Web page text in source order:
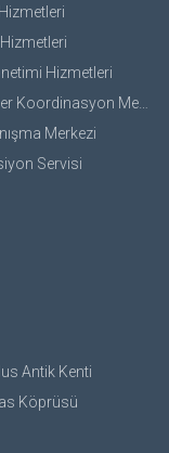
Hizmetleri
Koordinasyon Merkezi
Merkezi
Servisi
Antik Kenti
Köprüsü